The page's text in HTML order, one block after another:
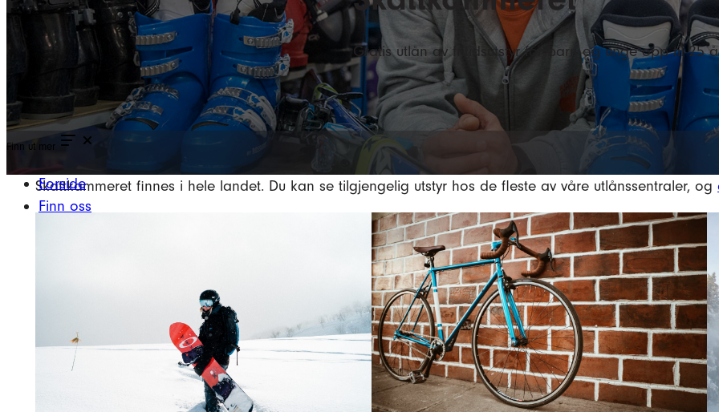
Gratis utlån av fritidsutstyr for barn og unge opp til 25
Finn ut mer
Forside
Finn oss
Skattkammeret finnes i hele landet. Du kan se tilgjengelig utstyr hos de fleste av våre utlånssentraler, og